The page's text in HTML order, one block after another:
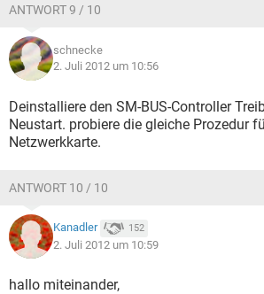
ANTWORT 9 / 10
schnecke
2. Juli 2012 um 10:56
Deinstalliere den SM-BUS-Controller
Neustart. probiere die gleiche Prozedur
Netzwerkkarte.
ANTWORT 10 / 10
Kanadler 152
2. Juli 2012 um 10:59
hallo miteinander,